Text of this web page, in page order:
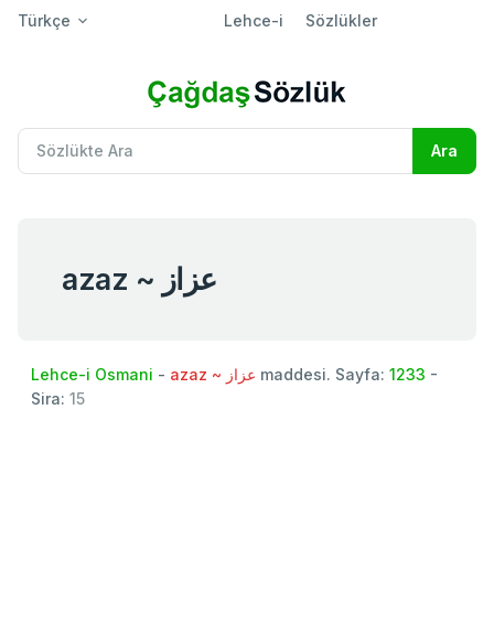
Türkçe Lehce-i Sözlükler
azaz ~ عزاز
Lehce-i Osmani - azaz ~ عزاز maddesi. Sayfa: 1233 -
Sira: 15